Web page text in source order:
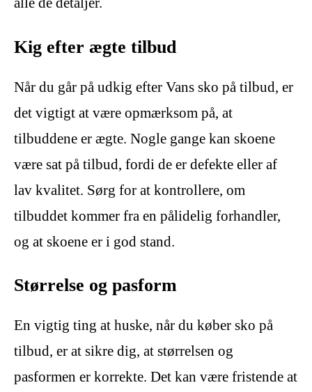
Kig efter ægte tilbud
Når du går på udkig efter Vans sko på tilbud, er
det vigtigt at være opmærksom på, at
tilbuddene er ægte. Nogle gange kan skoene
være sat på tilbud, fordi de er defekte eller af
lav kvalitet. Sørg for at kontrollere, om
tilbuddet kommer fra en pålidelig forhandler,
og at skoene er i god stand.
Størrelse og pasform
En vigtig ting at huske, når du køber sko på
tilbud, er at sikre dig, at størrelsen og
pasformen er korrekte. Det kan være fristende at